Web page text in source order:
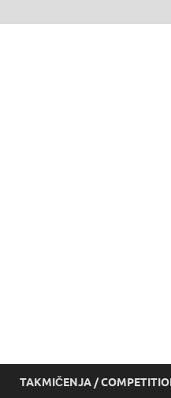
TAKMIČENJA /